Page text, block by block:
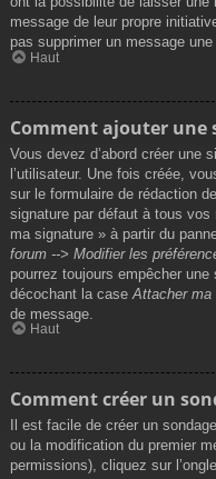
message de leur propre
pas supprimer un message
Haut
Comment ajouter une
Vous devez d’abord créer une
l’utilisateur. Une fois créée,
sur le formulaire de rédaction
signature par défaut à tous
ma signature » à partir du
forum --> Modifier les
pourrez toujours empêcher
décochant la case Attacher ma
de message.
Haut
Comment créer un
Il est facile de créer un
ou la modification du premier
permissions), cliquez sur